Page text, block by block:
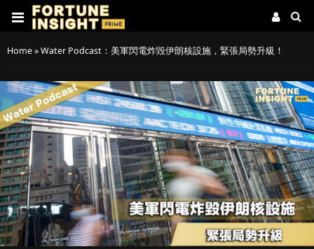
Home»Water Podcast：美軍閃電炸毀伊朗核設施，緊張局勢升級！